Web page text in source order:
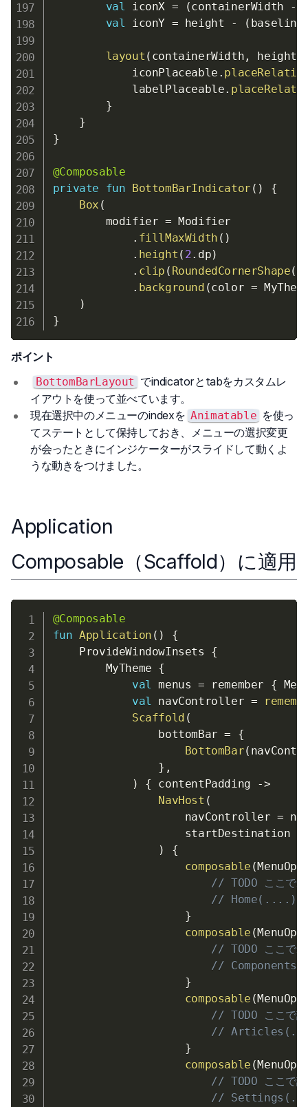
val iconX = (containerWidth -
val
iconY = height - (
layout ( containerWidth , height
            iconPlaceable
.
            labelPlaceable
.
}
}
}
@Composable
private
fun BottomBarIndicator ( )
{
Box (
        modifier
= Modifier
. fillMaxWidth ( )
. height ( 2. dp)
. clip ( RoundedCornerShape(
. background (color =
)
}
ポイント
BottomBarLayout でindicatorとtabをカスタムレ
イアウトを使って並べています。
現在選択中のメニューのindexを Animatable を使っ
てステートとして保持しておき、メニューの選択変更
が会ったときにインジケーターがスライドして動くよ
うな動きをつけました。
Application
Composable（Scaffold）に適用
@Composable
fun Application ( )
{
    ProvideWindowInsets
{
        MyTheme
{
val menus = remember {
val navController =
Scaffold (
                bottomBar
=
{
BottomBar(
} ,
)
{ contentPadding ->
NavHost (
                    navController
=
                    startDestination
)
{
composable (
// TODO ここでホ
// Home(....)
}
composable (
// TODO ここでホ
//
}
composable (
// TODO ここで記
//
}
composable (
// TODO ここで設
//